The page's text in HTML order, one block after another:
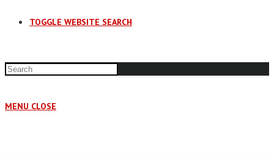
TOGGLE WEBSITE SEARCH
MENU CLOSE